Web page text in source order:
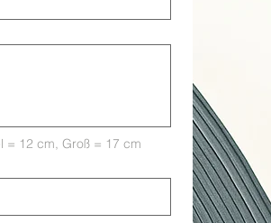
= 12 cm, Groß = 17 cm